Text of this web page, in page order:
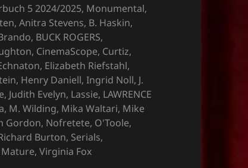
5 2024/2025, Monumental,
,Anitra Stevens, B. Haskin,
, BUCK ROGERS,
, CinemaScope, Curtiz,
, Elizabeth Riefstahl,
, Henry Daniell,Ingrid Noll, J.
, Judith Evelyn, Lassie, LAWRENCE
, M. Wilding, Mika Waltari, Mike
Gordon, Nofretete, O'Toole,
Burton, Serials,
Mature,Virginia Fox